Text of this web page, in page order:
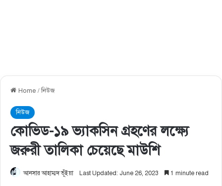
Home /নিউজ
নিউজ
কোভিড-১৯ ভ্যাকসিন গ্রহণের লক্ষ্যে
জরুরী তালিকা চেয়েছে মাউশি
আনসার আহাম্মদ ভূঁইয়া Last Updated: June 26, 2023 1 minute read